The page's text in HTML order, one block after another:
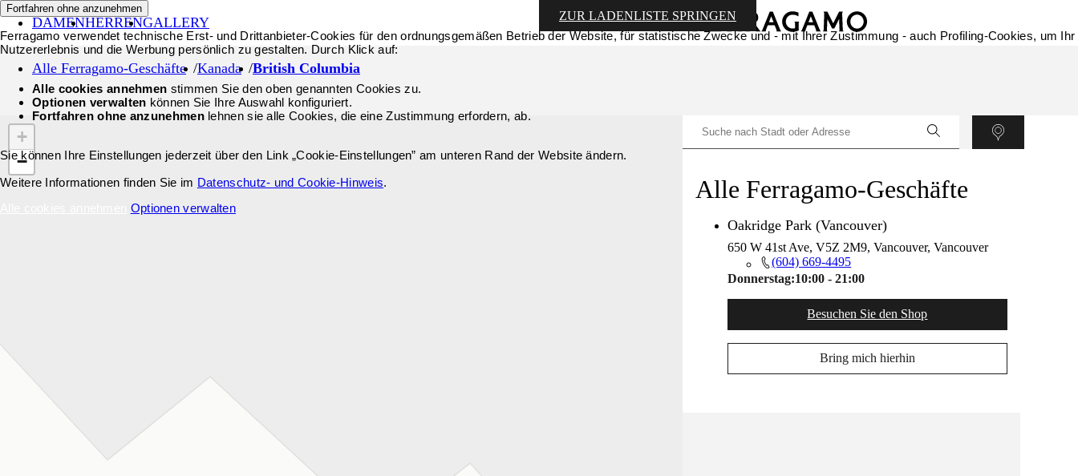
DAMENHERRENGALLERY
Alle Ferragamo-Geschäfte Kanada British Columbia
ZUR LADENLISTE SPRINGEN
+
−
Alle Ferragamo-Geschäfte
Oakridge Park (Vancouver)
650 W 41st Ave, V5Z 2M9, Vancouver, Vancouver
(604) 669-4495
Donnerstag:10:00 - 21:00
Besuchen Sie den Shop
Bring mich hierhin
Fortfahren ohne anzunehmen
Ferragamo verwendet technische Erst- und Drittanbieter-Cookies für den ordnungsgemäßen Betrieb der Website, für statistische Zwecke und - mit Ihrer Zustimmung - auch Profiling-Cookies, um Ihr
Nutzererlebnis und die Werbung persönlich zu gestalten. Durch Klick auf:
Alle cookies annehmen stimmen Sie den oben genannten Cookies zu.
Optionen verwalten können Sie Ihre Auswahl konfiguriert.
Fortfahren ohne anzunehmenlehnen sie alle Cookies, die eine Zustimmung erfordern, ab.
Sie können Ihre Einstellungen jederzeit über den Link „Cookie-Einstellungen” am unteren Rand der Website ändern.
Weitere Informationen finden Sie im Datenschutz- und Cookie-Hinweis.
Optionen verwalten